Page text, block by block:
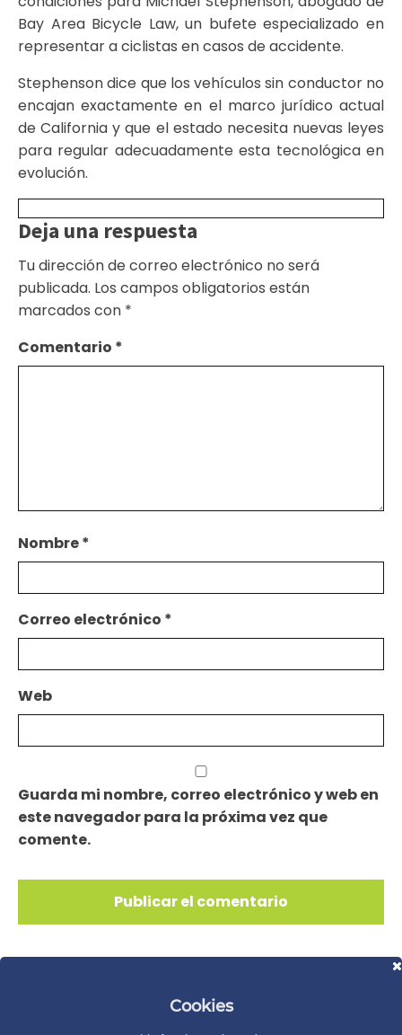
Bay Area Bicycle Law, un bufete especializado en
representar a ciclistas en casos de accidente.
Stephenson dice que los vehículos sin conductor no
encajan exactamente en el marco jurídico actual
de California y que el estado necesita nuevas leyes
para regular adecuadamente esta tecnológica en
evolución.
Deja una respuesta
Tu dirección de correo electrónico no será
publicada. Los campos obligatorios están
marcados con *
Comentario *
Nombre*
Correo electrónico *
Web
Guarda mi nombre, correo electrónico y web en
este navegador para la próxima vez que
comente.
Cookies